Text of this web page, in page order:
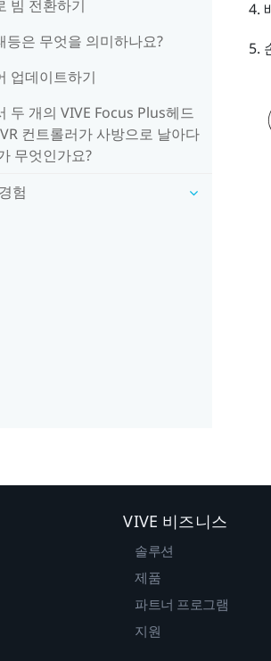
빔 전환하기
등은 무엇을 의미하나요?
업데이트하기
두 개의 VIVE Focus Plus헤드
컨트롤러가 사방으로 날아다
무엇인가요?
험
VIVE 비즈니스
솔루션
제품
파트너 프로그램
지원